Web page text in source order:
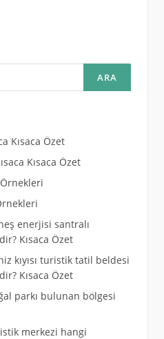
Kısaca Özet
Kısaca Özet
enerjisi santralı
Kısaca Özet
kıyısı turistik tatil beldesi
Kısaca Özet
parkı bulunan bölgesi
merkezi hangi